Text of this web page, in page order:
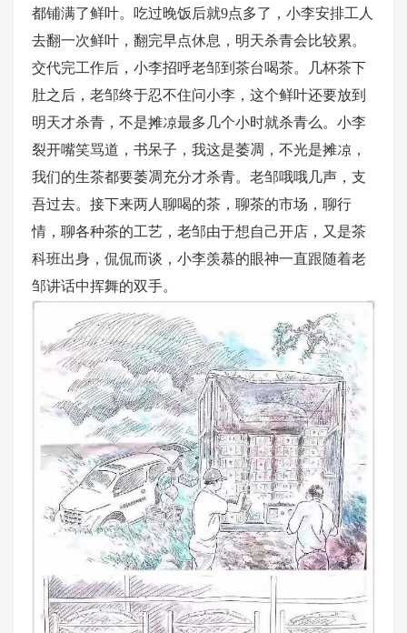
都铺满了鲜叶。吃过晚饭后就9点多了，小李安排工人
去翻一次鲜叶，翻完早点休息，明天杀青会比较累。
交代完工作后，小李招呼老邹到茶台喝茶。几杯茶下
肚之后，老邹终于忍不住问小李，这个鲜叶还要放到
明天才杀青，不是摊凉最多几个小时就杀青么。小李
裂开嘴笑骂道，书呆子，我这是萎凋，不光是摊凉，
我们的生茶都要萎凋充分才杀青。老邹哦哦几声，支
吾过去。接下来两人聊喝的茶，聊茶的市场，聊行
情，聊各种茶的工艺，老邹由于想自己开店，又是茶
科班出身，侃侃而谈，小李羡慕的眼神一直跟随着老
邹讲话中挥舞的双手。